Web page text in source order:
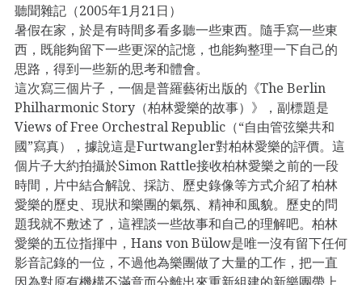
聽聞雜記（2005年1月21日）
暑假在家，於是有時間多看多聽一些東西。隨手寫一些東
西，既能夠留下一些更深的記憶，也能夠整理一下自己的
思路，得到一些新的思考和體會。
這次寫三個片子，一個是普羅藝術出版的《The Berlin
Philharmonic Story（柏林愛樂的故事）》，副標題是
Views of Free Orchestral Republic（“自由管弦樂共和
國”寫真），據說這是Furtwangler對柏林愛樂的評價。這
個片子大約拍攝於Simon Rattle接收柏林愛樂之前的一段
時間，片中結合解說、採訪、歷史錄像等方式介紹了柏林
愛樂的歷史、現狀和樂團的氣氛、精神和風貌。歷史的問
題我就不敷述了，這裡談一些故事和自己的理解吧。柏林
愛樂的五位指揮中，Hans von Bülow是唯一沒有留下任何
影音記錄的一位，不過他為樂團做了大量的工作，把一直